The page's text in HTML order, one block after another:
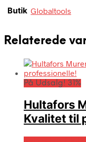
Butik Globaltools
Relaterede
På Udsalg! 31%
Hultafors
Kvalitet til